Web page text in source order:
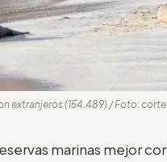
extranjeros (154.489) / Foto:
marinas mejor